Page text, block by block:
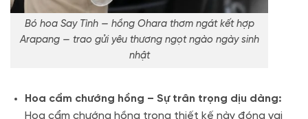
Bó hoa Say Tình — hồng Ohara thơm ngát kết hợp
Arapang — trao gửi yêu thương ngọt ngào ngày sinh
nhật
Hoa cẩm chướng hồng – Sự trân trọng dịu dàng:
Hoa cẩm chướng hồng trong thiết kế này đóng vai